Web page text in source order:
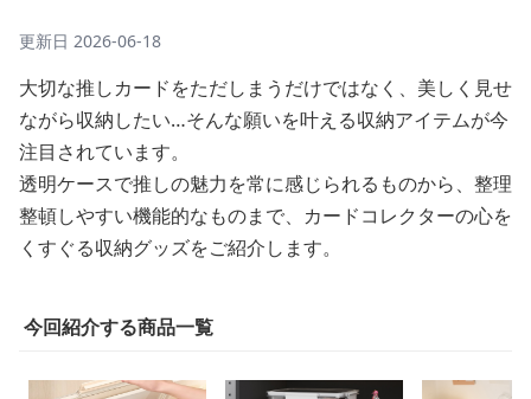
更新日 2026-06-18
大切な推しカードをただしまうだけではなく、美しく見せ
ながら収納したい…そんな願いを叶える収納アイテムが今
注目されています。
透明ケースで推しの魅力を常に感じられるものから、整理
整頓しやすい機能的なものまで、カードコレクターの心を
くすぐる収納グッズをご紹介します。
今回紹介する商品一覧